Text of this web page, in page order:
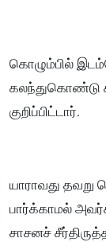
கொழும்பில்
கலந்துகொண்டு
குறிப்பிட்டார்.
யாராவது தவறு
பார்க்காமல்
சாசனச்